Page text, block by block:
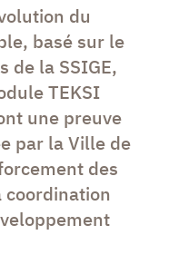
du
basé sur le
de la SSIGE,
TEKSI
une preuve
par la Ville de
des
coordination